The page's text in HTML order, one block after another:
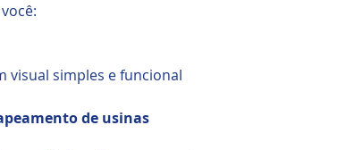
visual simples e funcional
de usinas